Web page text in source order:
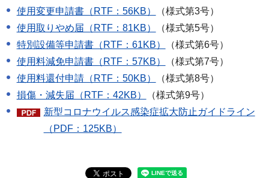
使用変更申請書（RTF：56KB）
（様式第3号）
使用取りやめ届（RTF：81KB）
（様式第5号）
特別設備等申請書（RTF：61KB）
（様式第6号）
使用料減免申請書（RTF：57KB）
（様式第7号）
使用料還付申請（RTF：50KB）
（様式第8号）
損傷・減失届（RTF：42KB）
（様式第9号）
新型コロナウイルス感染症拡大防止ガイドライン
（PDF：125KB）